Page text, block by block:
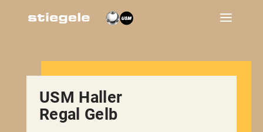
USM Haller
Regal Gelb